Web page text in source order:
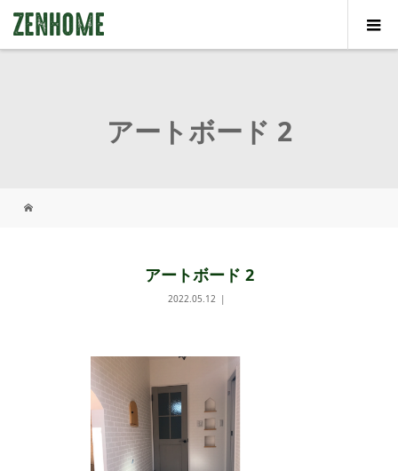
アートボード 2
アートボード 2
2022.05.12